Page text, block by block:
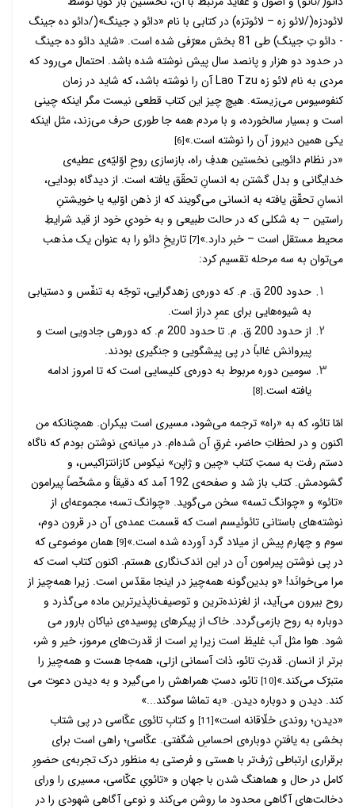
لائودزه(/لائو زه – لائوتزه) در کتابی با نام «دائو دِ جینگ»(/دائو ده جینگ
- دائو تِ جینگ) طی 81 بخش معرّفی شده است. «شاید دائو ده جینگ
در حدود دو هزار و پانصد سال پیش نوشته شده باشد. احتمال می‌رود که
مردی به نام لائو زه Lao Tzu آن را نوشته باشد، که شاید در زمان
کنفوسیوس می­‌زیسته. هیچ چیز این کتاب قطعی نیست مگر اینکه چینی
است و بسیار سالخورده، و با مردم همه جا طوری حرف می­‌زند، مثل اینکه
یکی همین دیروز آن را نوشته است.»[6]
«در نظام دائویی نخستین هدفِ راه، بازسازی روحِ اوّلیّه‌­ی عطیه­‌ی
خدایگانی و بدل گشتن به انسانِ تحقّق یافته است. از دیدگاه بودایی،
انسانِ تحقّق یافته به انسانی می‌­گویند که از ذهن اوّلیه­ یا خویشتنِ
راستین – به شکلی که در حالت طبیعی و به خودیِ خود از قید شرایطِ
محیط مستقل است – خبر دارد.»[7]
تاریخِ دائو را به عنوان یک مذهب
می­‌توان به سه مرحله تقسیم کرد:
حدود 200 ق. م. که دوره‌­ی زهدگرایی، توجّه به تنفّس و دست­یابی
به شیوه­‌هایی برای عمرِ دراز است.
از حدود 200 ق. م. تا حدود 200 م. که دوره­ی جادویی است و
پیروانش غالباً در پی پیش­گویی و جن­گیری بودند.
سومین دوره مربوط به دوره­‌ی کلیسایی است که تا امروز ادامه
یافته است.[8]
امّا تائو، ­که به «راه» ترجمه­ می­‌شود، مسیری است بی­کران. همچنان­که من
اکنون و در لحظاتِ حاضر، غرقِ آن شده‌­ام. در میانه‌­ی نوشتن بودم که ناگاه
دستم رفت به سمتِ کتاب «چین و ژاپن» نیکوس کازانتزاکیس، و
گشودمش. کتاب باز شد و صفحه­‌ی 192 آمد که دقیقاً و مشخّصاً پیرامون
«تائو» و «چوانگ تسه» سخن می‌­گوید. «چوانگ تسه؛ مجموعه­‌ای از
نوشته­‌های باستانی تائوئیسم است که قسمت عمده­‌ی آن در قرون دوم،
سوم و چهارم پیش از میلاد گرد آورده شده است.»[9]
همان موضوعی که
در پی نوشتن پیرامون آن در این اندک­‌نگاری هستم. اکنون کتاب است که
مرا می­‌خوانَد! «و بدین­‌گونه همه­‌چیز در این­جا مقدّس است. زیرا همه­‌چیز از
روح بیرون می­‌آید، از لغزنده‌­ترین و توصیف­‌ناپذیرترین ماده می­‌گذرد و
دوباره به روح بازمی­‌گردد. خاک از پیکرهای پوسیده‌­ی نیاکان بارور می­‌
شود. هوا مثل آب غلیظ است زیرا پر است از قدرت­‌های مرموز، خیر و شر،
برتر از انسان. قدرتِ تائو، ذات آسمانی ازلی، همه­‌جا هست و همه­‌چیز را
متبرّک می­‌کند.»[10]
تائو، دستِ همراهش را می­‌گیرد و به دیدن دعوت می­‌
کند. دیدن و دوباره دیدن. «به تماشا سوگند...»
«دیدن؛ روندی خلّاقانه است»[11]
و کتابِ تائوی عکّاسی در پی شتاب­‌
بخشی به یافتنِ دوباره‌­ی احساسِ شگفتی. عکّاسی؛ راهی است برای
برقراری ارتباطی ژرف­‌تر با هستی و فرصتی به منظور درک تجربه­‌ی حضورِ
کامل در حال و هماهنگ شدن با جهان و «تائویِ عکّاسی، مسیری را ورای
دخالت­‌های آگاهی محدود ما روشن می­‌کند و نوعی آگاهی شهودی را در